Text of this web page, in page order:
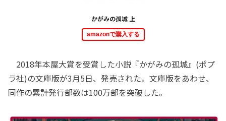
かがみの孤城 上
amazonで購入する
2018年本屋大賞を受賞した小説『かがみの孤城』(ポプ
ラ社)の文庫版が3月5日、発売された。文庫版をあわせ、
同作の累計発行部数は100万部を突破した。